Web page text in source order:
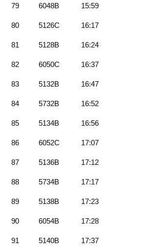
79 6048B 15:59
80 5126C 16:17
81 5128B 16:24
82 6050C 16:37
83 5132B 16:47
84 5732B 16:52
85 5134B 16:56
86 6052C 17:07
87 5136B 17:12
88 5734B 17:17
89 5138B 17:23
90 6054B 17:28
91 5140B 17:37